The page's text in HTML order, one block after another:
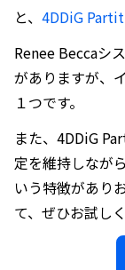
と、 4DDiG
Renee Beccaシ
がありますが、
１つです。
また、4DDiG
定を維持しなが
いう特徴があり
て、ぜひお試し